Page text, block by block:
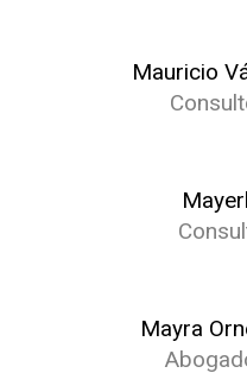
Mauricio
Mayra